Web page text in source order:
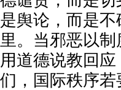
是舆论，而是不
里。当邪恶以
用道德说教回
们，国际秩序